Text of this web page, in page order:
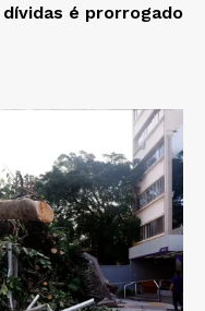
é prorrogado